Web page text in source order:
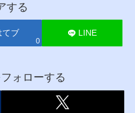
する
てブ
0
LINE
ォローする